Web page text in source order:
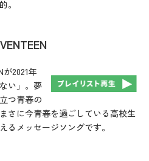
。
2021年
い」。夢
つ青春の
さに今青春を過ごしている高校生
るメッセージソングです。